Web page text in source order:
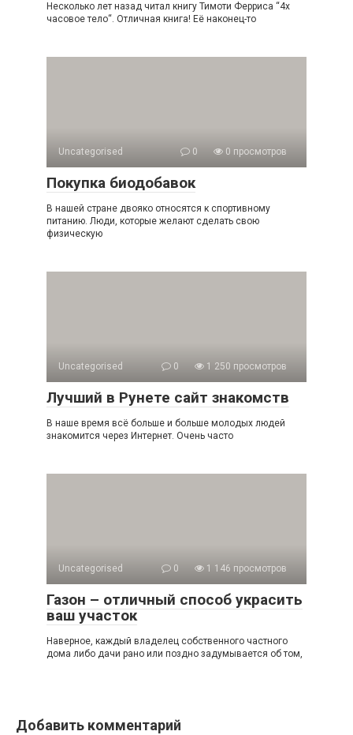
Несколько лет назад читал книгу Тимоти Ферриса “4х
часовое тело“. Отличная книга! Её наконец-то
Uncategorised 0 0 просмотров
Покупка биодобавок
В нашей стране двояко относятся к спортивному
питанию. Люди, которые желают сделать свою
физическую
Uncategorised 0 1 250 просмотров
Лучший в Рунете сайт знакомств
В наше время всё больше и больше молодых людей
знакомится через Интернет. Очень часто
Uncategorised 0 1 146 просмотров
Газон – отличный способ украсить
ваш участок
Наверное, каждый владелец собственного частного
дома либо дачи рано или поздно задумывается об том,
Добавить комментарий